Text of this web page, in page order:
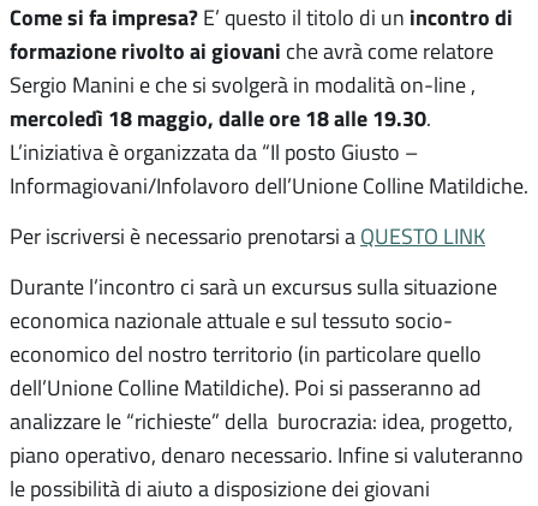
Come si fa impresa? E’ questo il titolo di un incontro di
formazione rivolto ai giovani che avrà come relatore
Sergio Manini e che si svolgerà in modalità on-line ,
mercoledì 18 maggio, dalle ore 18 alle 19.30.
L’iniziativa è organizzata da “Il posto Giusto –
Informagiovani/Infolavoro dell’Unione Colline Matildiche.
Per iscriversi è necessario prenotarsi a QUESTO LINK
Durante l’incontro ci sarà un excursus sulla situazione
economica nazionale attuale e sul tessuto socio-
economico del nostro territorio (in particolare quello
dell’Unione Colline Matildiche). Poi si passeranno ad
analizzare le “richieste” della burocrazia: idea, progetto,
piano operativo, denaro necessario. Infine si valuteranno
le possibilità di aiuto a disposizione dei giovani